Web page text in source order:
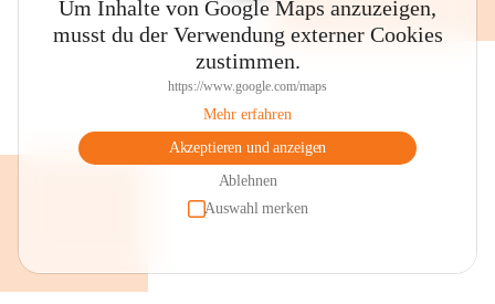
Um Inhalte von Google Maps anzuzeigen,
musst du der Verwendung externer Cookies
zustimmen.
https://www.google.com/maps
Mehr erfahren
Akzeptieren und anzeigen
Ablehnen
Auswahl merken